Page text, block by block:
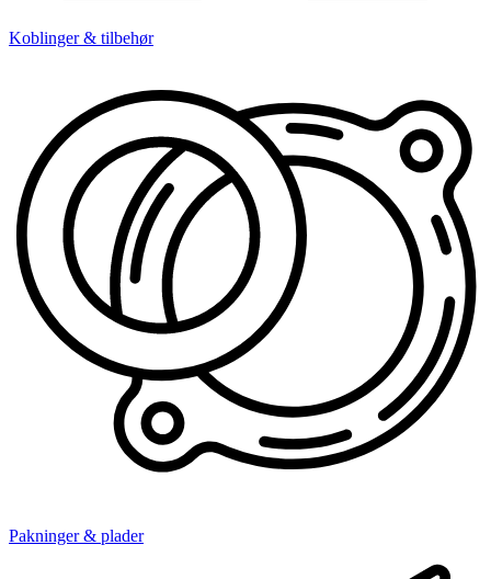
Koblinger & tilbehør
Pakninger & plader